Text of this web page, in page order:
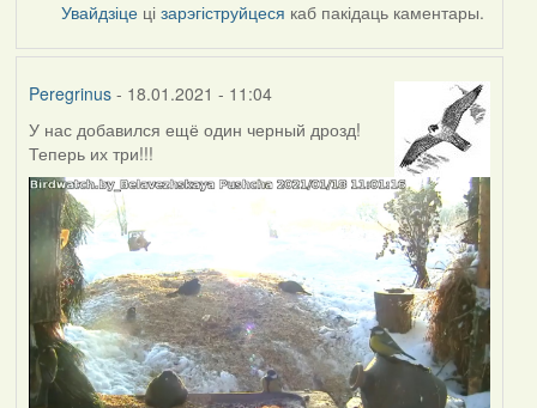
Увайдзіце цізарэгіструйцеся каб пакідаць каментары.
Peregrinus- 18.01.2021 - 11:04
У нас добавился ещё один черный дрозд!
Теперь их три!!!